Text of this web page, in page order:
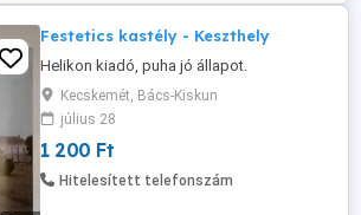
Festetics kastély - Keszthely
Helikon kiadó, puha jó állapot.
Kecskemét, Bács-Kiskun
július 28
1 200 Ft
Hitelesített telefonszám